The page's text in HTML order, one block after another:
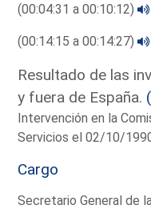
(00:04:31 a 00:10:12)
(00:14:15 a 00:14:27)
Resultado de las
y fuera de España.
Intervención en la
Servicios el 02/10/
Cargo
Secretario General de